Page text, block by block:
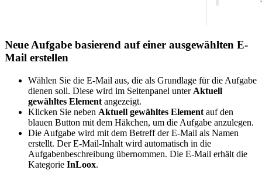
Neue Aufgabe basierend auf einer ausgewählten E-
Mail erstellen
Wählen Sie die E-Mail aus, die als Grundlage für die Aufgabe
dienen soll. Diese wird im Seitenpanel unter Aktuell
gewähltes Element angezeigt.
Klicken Sie neben Aktuell gewähltes Element auf den
blauen Button mit dem Häkchen, um die Aufgabe anzulegen.
Die Aufgabe wird mit dem Betreff der E-Mail als Namen
erstellt. Der E-Mail-Inhalt wird automatisch in die
Aufgabenbeschreibung übernommen. Die E-Mail erhält die
Kategorie InLoox.